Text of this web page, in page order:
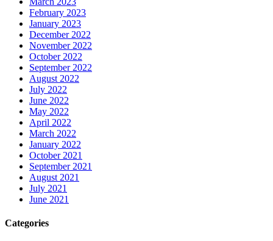
February 2023
January 2023
December 2022
November 2022
October 2022
September 2022
August 2022
July 2022
June 2022
May 2022
April 2022
March 2022
January 2022
October 2021
September 2021
August 2021
July 2021
June 2021
Categories